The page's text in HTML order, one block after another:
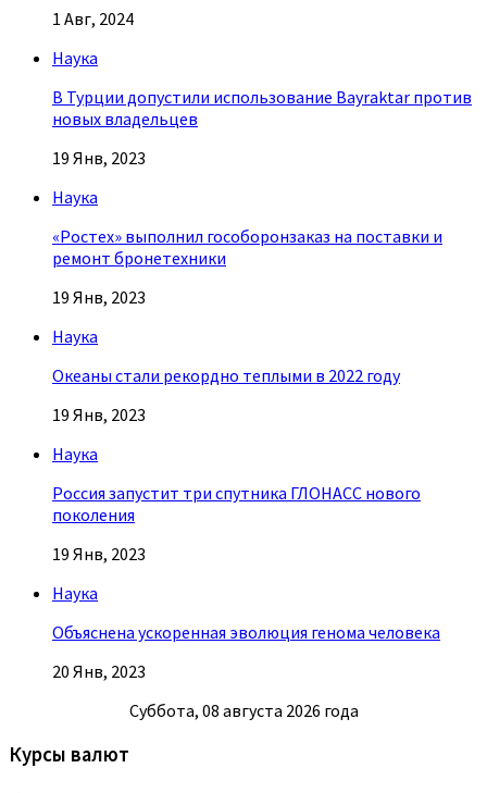
1 Авг, 2024
Наука
В Турции допустили использование Bayraktar против
новых владельцев
19 Янв, 2023
Наука
«Ростех» выполнил гособоронзаказ на поставки и
ремонт бронетехники
19 Янв, 2023
Наука
Океаны стали рекордно теплыми в 2022 году
19 Янв, 2023
Наука
Россия запустит три спутника ГЛОНАСС нового
поколения
19 Янв, 2023
Наука
Объяснена ускоренная эволюция генома человека
20 Янв, 2023
Суббота, 08 августа 2026 года
Курсы валют